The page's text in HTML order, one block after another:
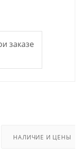
заказе
НАЛИЧИЕ И ЦЕНЫ